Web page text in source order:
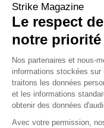
75 Mds€
C’est le montant que
pour développer
l’intelligence
un investissement
construire 3,1 GW de
de-France d’ici 2031.
Source : MT Newswires
Strike Magazine
Le respect
notre priorité
Nos partenaires et nous-
informations stockées
traitons les données
et les informations
obtenir des données
Avec votre permission,